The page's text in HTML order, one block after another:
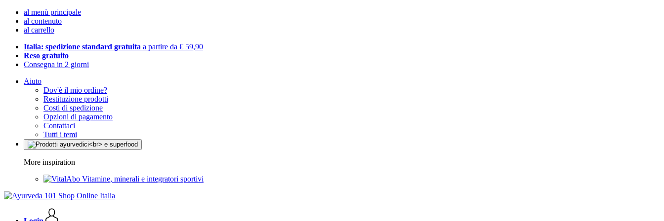
al menù principale
al contenuto
al carrello
Italia: spedizione standard gratuita a partire da € 59,90
Reso gratuito
Consegna in 2 giorni
Aiuto
Dov'è il mio ordine?
Restituzione prodotti
Costi di spedizione
Opzioni di pagamento
Contattaci
Tutti i temi
More inspiration
Vitamine, minerali e integratori sportivi